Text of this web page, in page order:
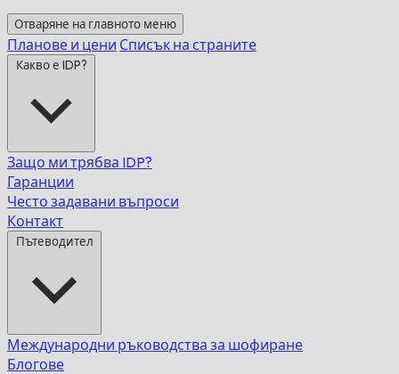
Отваряне на главното меню
Планове и цени Списък на страните
Какво е IDP?
Защо ми трябва IDP?
Гаранции
Често задавани въпроси
Контакт
Пътеводител
Международни ръководства за шофиране
Блогове